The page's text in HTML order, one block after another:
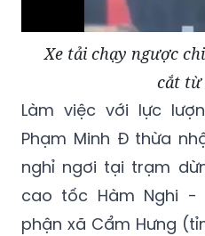
Xe tải chạy ngược
cắt từ
Làm việc với lực
Phạm Minh Đ thừa
nghỉ ngơi tại trạm
cao tốc Hàm Nghi -
phận xã Cẩm Hưng